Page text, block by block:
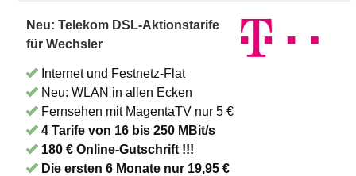
Neu: Telekom DSL-Aktionstarife
für Wechsler
Internet und Festnetz-Flat
Neu: WLAN in allen Ecken
Fernsehen mit MagentaTV nur 5 €
4 Tarife von 16 bis 250 MBit/s
180 € Online-Gutschrift !!!
Die ersten 6 Monate nur 19,95 €